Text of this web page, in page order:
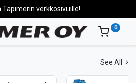
Tapimerin verkkosivuille!
0
See All